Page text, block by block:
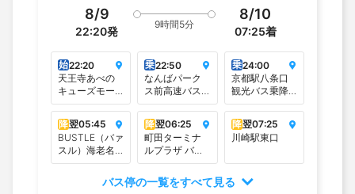
8/9
22:20発
9時間5分
8/10
07:25着
始22:20
天王寺あべの
キューズモー
ル前（谷町線
口）
乗22:50
なんばパーク
ス前高速バス
停留所
乗24:00
京都駅八条口
観光バス乗降
場（アバンテ
降翌05:45
BUSTLE（バァ
スル）海老名
＜イオン海老
名南側平面駐
降翌06:25
町田ターミナ
ルプラザ バス
ターミナル4番
のりば
降翌07:25
川崎駅東口
バス停の一覧をすべて見る